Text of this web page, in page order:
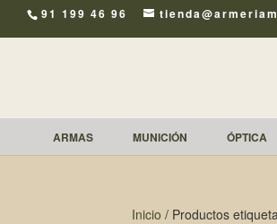
91 199 46 96
ARMAS MUNICIÓN ÓPTICA
Inicio / Productos